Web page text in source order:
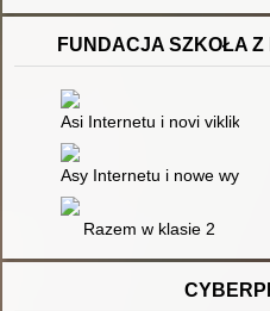
FUNDACJA SZKOŁA
Asi Internetu i novi vikliki :
Asy Internetu i nowe
Razem w klasie 2